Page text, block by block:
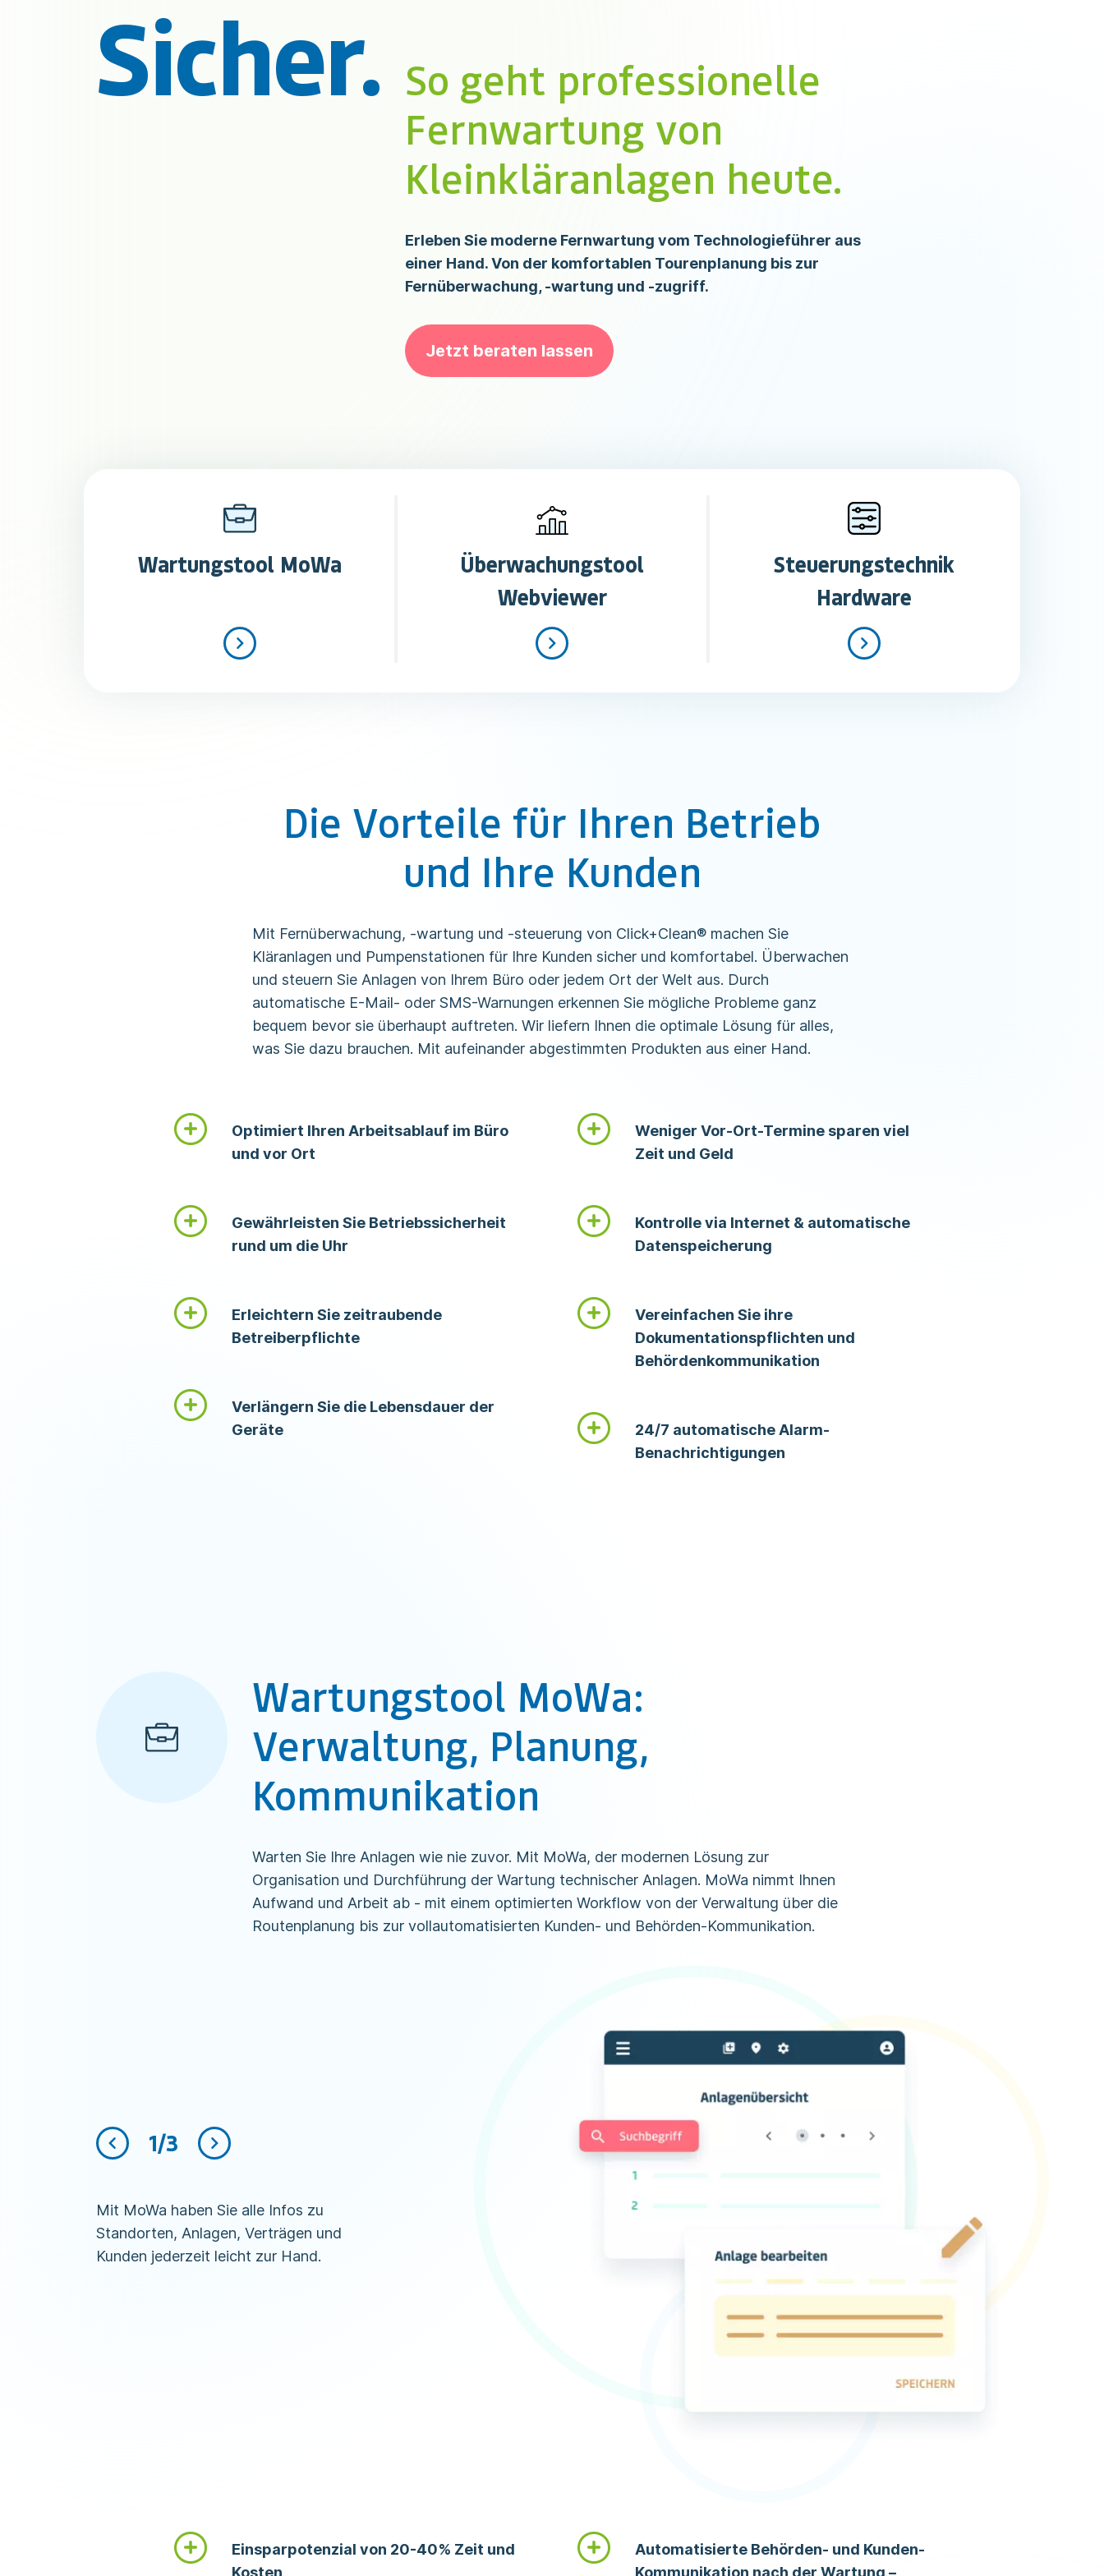
Sicher. So geht professionelle
Fernwartung von
Kleinkläranlagen heute.
Erleben Sie moderne Fernwartung vom Technologieführer aus
einer Hand. Von der komfortablen Tourenplanung bis zur
Fernüberwachung, -wartung und -zugriff.
Jetzt beraten lassen
Wartungstool MoWa
Überwachungstool
Webviewer
Steuerungstechnik
Hardware
Die Vorteile für Ihren Betrieb
und Ihre Kunden
Mit Fernüberwachung, -wartung und -steuerung von Click+Clean® machen Sie
Kläranlagen und Pumpenstationen für Ihre Kunden sicher und komfortabel. Überwachen
und steuern Sie Anlagen von Ihrem Büro oder jedem Ort der Welt aus. Durch
automatische E-Mail- oder SMS-Warnungen erkennen Sie mögliche Probleme ganz
bequem bevor sie überhaupt auftreten. Wir liefern Ihnen die optimale Lösung für alles,
was Sie dazu brauchen. Mit aufeinander abgestimmten Produkten aus einer Hand.
Optimiert Ihren Arbeitsablauf im Büro
und vor Ort
Gewährleisten Sie Betriebssicherheit
rund um die Uhr
Erleichtern Sie zeitraubende
Betreiberpflichte
Verlängern Sie die Lebensdauer der
Geräte
Weniger Vor-Ort-Termine sparen viel
Zeit und Geld
Kontrolle via Internet & automatische
Datenspeicherung
Vereinfachen Sie ihre
Dokumentationspflichten und
Behördenkommunikation
24/7 automatische Alarm-
Benachrichtigungen
Wartungstool MoWa:
Verwaltung, Planung,
Kommunikation
Warten Sie Ihre Anlagen wie nie zuvor. Mit MoWa, der modernen Lösung zur
Organisation und Durchführung der Wartung technischer Anlagen. MoWa nimmt Ihnen
Aufwand und Arbeit ab - mit einem optimierten Workflow von der Verwaltung über die
Routenplanung bis zur vollautomatisierten Kunden- und Behörden-Kommunikation.
1/3
Mit MoWa haben Sie alle Infos zu
Standorten, Anlagen, Verträgen und
Kunden jederzeit leicht zur Hand.
Einsparpotenzial von 20-40% Zeit und
Automatisierte Behörden- und Kunden-